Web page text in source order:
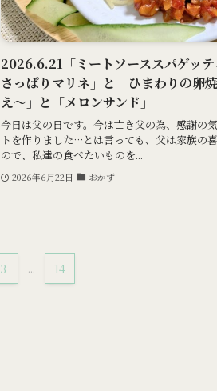
2026.6.21「ミートソーススパゲッ
さっぱりマリネ」と「ひまわりの卵
え～」と「メロンサンド」
今日は父の日です。今は亡き父の為、感謝の
トを作りました…とは言っても、父は家族の
ので、私達の食べたいものを...
2026年6月22日 おかず
3 ... 14